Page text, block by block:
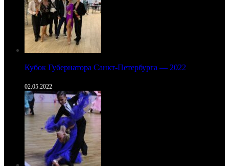
Кубок Губернатора Санкт-Петербурга — 2022
02.05.2022